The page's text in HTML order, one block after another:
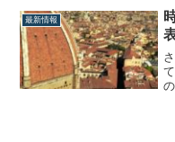
最新情報